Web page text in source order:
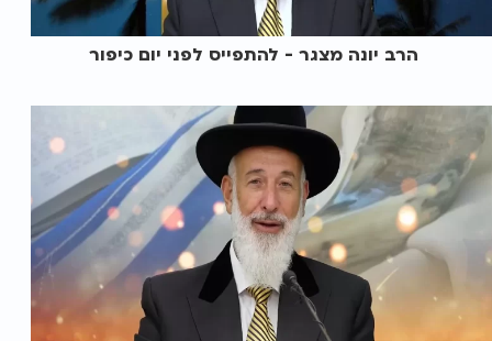
הרב יונה מצגר - להתפייס לפני יום כיפור